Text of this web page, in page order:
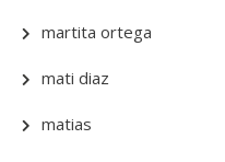
martita ortega
mati diaz
matias